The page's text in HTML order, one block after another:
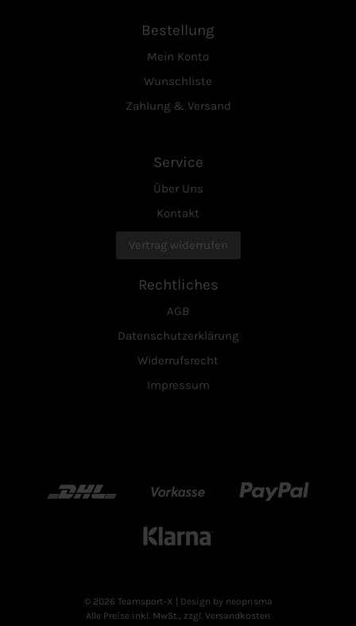
Bestellung
Mein Konto
Wunschliste
Zahlung & Versand
Service
Über Uns
Kontakt
Vertrag widerrufen
Rechtliches
AGB
Datenschutzerklärung
Widerrufsrecht
Impressum
DHL Vorkasse Paypal
Klarn
© 2026 Teamsport-X | Design by neoprisma
Alle Preise inkl. MwSt., zzgl. Versandkosten